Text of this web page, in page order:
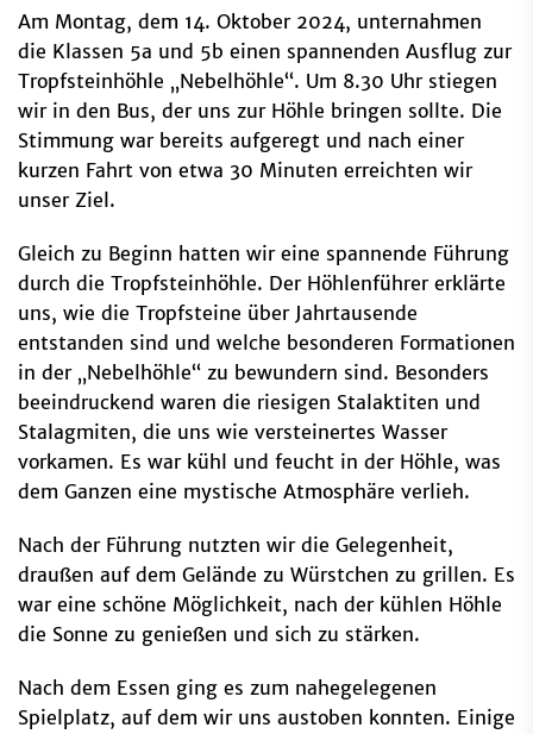
Am Montag, dem 14. Oktober 2024, unternahmen
die Klassen 5a und 5b einen spannenden Ausflug zur
Tropfsteinhöhle „Nebelhöhle“. Um 8.30 Uhr stiegen
wir in den Bus, der uns zur Höhle bringen sollte. Die
Stimmung war bereits aufgeregt und nach einer
kurzen Fahrt von etwa 30 Minuten erreichten wir
unser Ziel.
Gleich zu Beginn hatten wir eine spannende Führung
durch die Tropfsteinhöhle. Der Höhlenführer erklärte
uns, wie die Tropfsteine über Jahrtausende
entstanden sind und welche besonderen Formationen
in der „Nebelhöhle“ zu bewundern sind. Besonders
beeindruckend waren die riesigen Stalaktiten und
Stalagmiten, die uns wie versteinertes Wasser
vorkamen. Es war kühl und feucht in der Höhle, was
dem Ganzen eine mystische Atmosphäre verlieh.
Nach der Führung nutzten wir die Gelegenheit,
draußen auf dem Gelände zu Würstchen zu grillen. Es
war eine schöne Möglichkeit, nach der kühlen Höhle
die Sonne zu genießen und sich zu stärken.
Nach dem Essen ging es zum nahegelegenen
Spielplatz, auf dem wir uns austoben konnten. Einige